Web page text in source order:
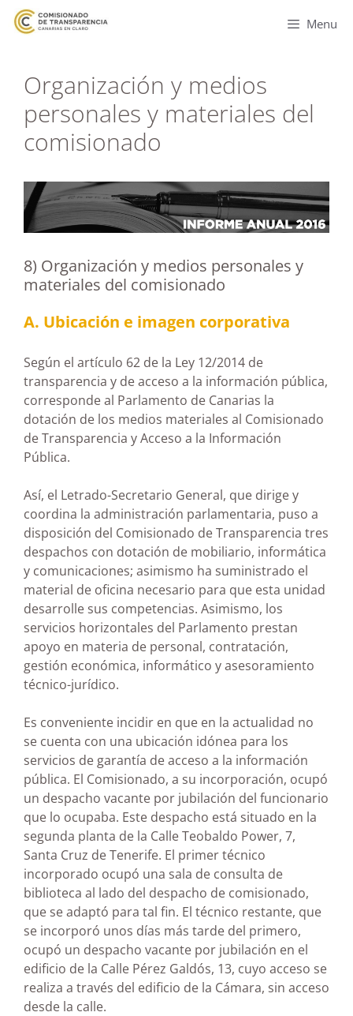
Menu
Organización y medios
personales y materiales del
comisionado
8) Organización y medios personales y
materiales del comisionado
A. Ubicación e imagen corporativa
Según el artículo 62 de la Ley 12/2014 de
transparencia y de acceso a la información pública,
corresponde al Parlamento de Canarias la
dotación de los medios materiales al Comisionado
de Transparencia y Acceso a la Información
Pública.
Así, el Letrado-Secretario General, que dirige y
coordina la administración parlamentaria, puso a
disposición del Comisionado de Transparencia tres
despachos con dotación de mobiliario, informática
y comunicaciones; asimismo ha suministrado el
material de oficina necesario para que esta unidad
desarrolle sus competencias. Asimismo, los
servicios horizontales del Parlamento prestan
apoyo en materia de personal, contratación,
gestión económica, informático y asesoramiento
técnico-jurídico.
Es conveniente incidir en que en la actualidad no
se cuenta con una ubicación idónea para los
servicios de garantía de acceso a la información
pública. El Comisionado, a su incorporación, ocupó
un despacho vacante por jubilación del funcionario
que lo ocupaba. Este despacho está situado en la
segunda planta de la Calle Teobaldo Power, 7,
Santa Cruz de Tenerife. El primer técnico
incorporado ocupó una sala de consulta de
biblioteca al lado del despacho de comisionado,
que se adaptó para tal fin. El técnico restante, que
se incorporó unos días más tarde del primero,
ocupó un despacho vacante por jubilación en el
edificio de la Calle Pérez Galdós, 13, cuyo acceso se
realiza a través del edificio de la Cámara, sin acceso
desde la calle.